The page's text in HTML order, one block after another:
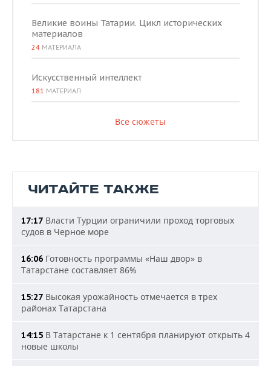
Великие воины Татарии. Цикл исторических
материалов
24 МАТЕРИАЛА
Искусственный интеллект
181 МАТЕРИАЛ
Все сюжеты
ЧИТАЙТЕ ТАКЖЕ
17:17 Власти Турции ограничили проход торговых
судов в Черное море
16:06 Готовность программы «Наш двор» в
Татарстане составляет 86%
15:27 Высокая урожайность отмечается в трех
районах Татарстана
14:15 В Татарстане к 1 сентября планируют открыть 4
новые школы